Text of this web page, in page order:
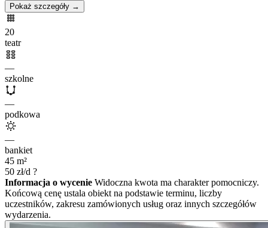
Pokaż szczegóły →
20
teatr
—
szkolne
—
podkowa
—
bankiet
45 m²
50 zł/d ?
Informacja o wycenie Widoczna kwota ma charakter pomocniczy.
Końcową cenę ustala obiekt na podstawie terminu, liczby
uczestników, zakresu zamówionych usług oraz innych szczegółów
wydarzenia.